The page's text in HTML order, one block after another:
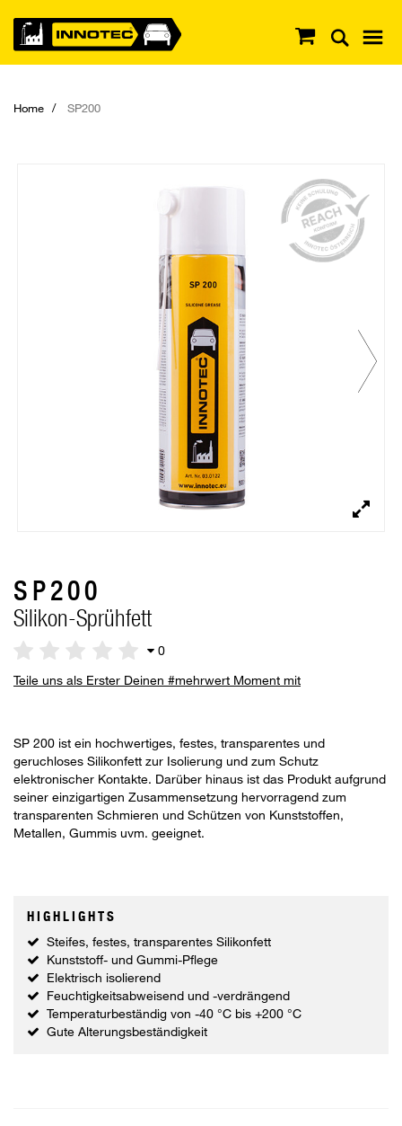
Home SP200
SP200
Silikon-Sprühfett
0
Teile uns als Erster Deinen #mehrwert Moment mit
SP 200 ist ein hochwertiges, festes, transparentes und
geruchloses Silikonfett zur Isolierung und zum Schutz
elektronischer Kontakte. Darüber hinaus ist das Produkt aufgrund
seiner einzigartigen Zusammensetzung hervorragend zum
transparenten Schmieren und Schützen von Kunststoffen,
Metallen, Gummis uvm. geeignet.
HIGHLIGHTS
Steifes, festes, transparentes Silikonfett
Kunststoff- und Gummi-Pflege
Elektrisch isolierend
Feuchtigkeitsabweisend und -verdrängend
Temperaturbeständig von -40 °C bis +200 °C
Gute Alterungsbeständigkeit